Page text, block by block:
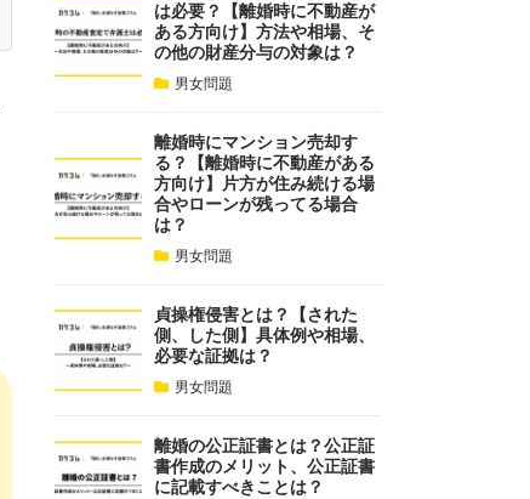
は必要？【離婚時に不動産が
ある方向け】方法や相場、そ
の他の財産分与の対象は？
男女問題
離婚時にマンション売却す
る？【離婚時に不動産がある
方向け】片方が住み続ける場
合やローンが残ってる場合
は？
男女問題
貞操権侵害とは？【された
側、した側】具体例や相場、
必要な証拠は？
男女問題
離婚の公正証書とは？公正証
書作成のメリット、公正証書
に記載すべきことは？